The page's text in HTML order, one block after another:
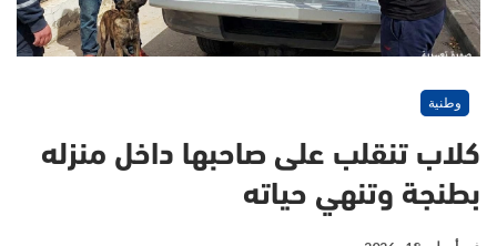
وطنية
كلاب تنقلب على صاحبها داخل منزله
بطنجة وتنهي حياته